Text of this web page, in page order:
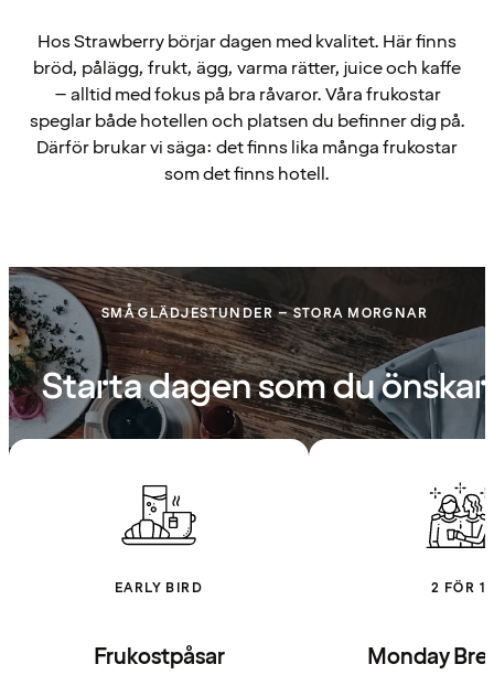
Hos Strawberry börjar dagen med kvalitet. Här finns
bröd, pålägg, frukt, ägg, varma rätter, juice och kaffe
– alltid med fokus på bra råvaror. Våra frukostar
speglar både hotellen och platsen du befinner dig på.
Därför brukar vi säga: det finns lika många frukostar
som det finns hotell.
SMÅ GLÄDJESTUNDER – STORA MORGNAR
Starta dagen som du önskar
EARLY BIRD
Frukostpåsar
2 FÖR 1
Monday